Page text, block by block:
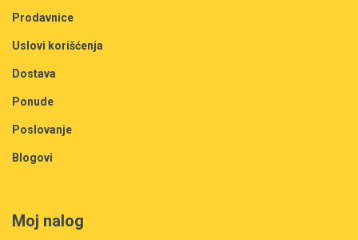
Prodavnice
Uslovi korišćenja
Dostava
Ponude
Poslovanje
Blogovi
Moj nalog